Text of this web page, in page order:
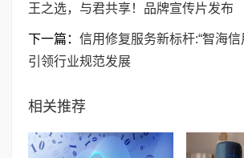
王之选，与君共享！品牌宣传片发布
下一篇： 信用修复服务新标杆:“智海信
引领行业规范发展
相关推荐